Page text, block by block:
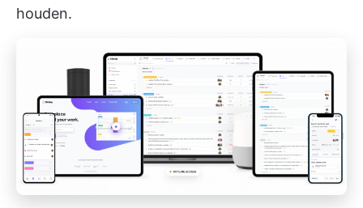
houden.